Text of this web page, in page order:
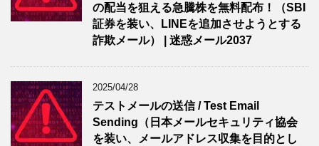
の配当を狙える急騰株を無料配布！（SBI
証券を装い、LINEを追加させようとする
詐欺メール） | 迷惑メール2037
2025/04/28
テストメールの送信 / Test Email
Sending（日本メールセキュリティ協会
を装い、メールアドレス収集を目的とし